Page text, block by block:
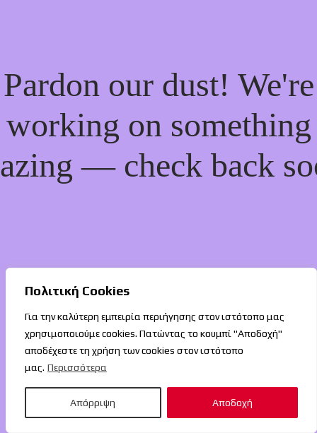
Πολιτική Cookies
Για την καλύτερη εμπειρία περιήγησης στον ιστότοπο μας
χρησιμοποιούμε cookies. Πατώντας το κουμπί "Αποδοχή"
αποδέχεστε τη χρήση των cookies στον ιστότοπο
μας. Περισσότερα
Απόρριψη Αποδοχή
Pardon our dust! We're
working on something
— check back